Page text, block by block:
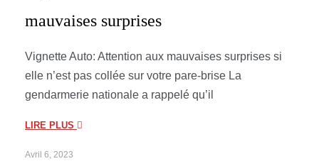
mauvaises surprises
Vignette Auto: Attention aux mauvaises surprises si
elle n’est pas collée sur votre pare-brise La
gendarmerie nationale a rappelé qu’il
LIRE PLUS
Avril 6, 2023